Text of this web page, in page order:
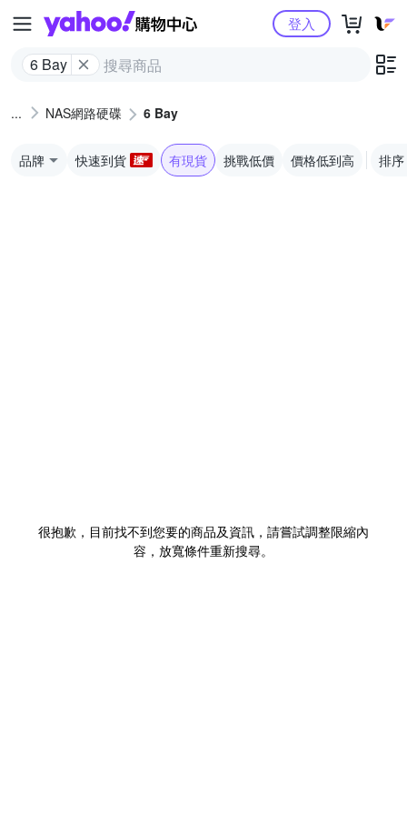
Yahoo購物中心
6 Bay
登入
NAS網路硬碟 6 Bay
品牌 快速到貨 有現貨 挑戰低價 價格低到高 排序
很抱歉，目前找不到您要的商品及資訊，請嘗試調整限縮內
容，放寬條件重新搜尋。